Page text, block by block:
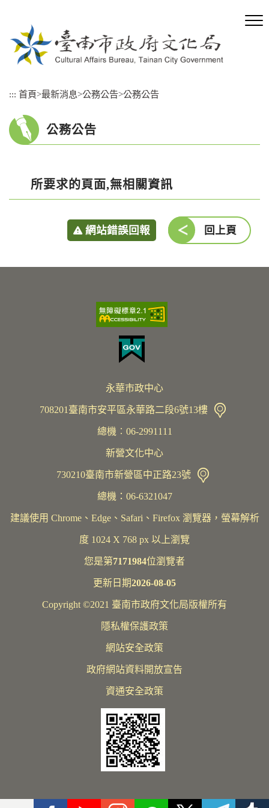
::: 首頁>最新消息>公務公告>公務公告
公務公告
所要求的頁面,無相關資訊
網站錯誤回報 回上頁
永華市政中心
708201臺南市安平區永華路二段6號13樓
總機︰06-2991111
新營文化中心
730210臺南市新營區中正路23號
總機：06-6321047
建議使用 Chrome、Edge、Safari、Firefox 瀏覽器，螢幕解析
度 1024 X 768 px 以上瀏覽
您是第7171984位瀏覽者
更新日期2026-08-05
Copyright ©2021 臺南市政府文化局版權所有
隱私權保護政策
網站安全政策
政府網站資料開放宣告
資通安全政策